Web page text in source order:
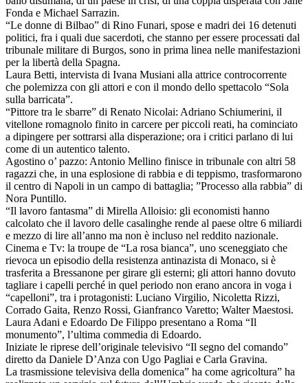
Fonda e Michael Sarrazin.
“Le donne di Bilbao” di Rino Funari, spose e madri dei 16 detenuti
politici, fra i quali due sacerdoti, che stanno per essere processati dal
tribunale militare di Burgos, sono in prima linea nelle manifestazioni
per la libertà della Spagna.
Laura Betti, intervista di Ivana Musiani alla attrice controcorrente
che polemizza con gli attori e con il mondo dello spettacolo “Sola
sulla barricata”.
“Pittore tra le sbarre” di Renato Nicolai: Adriano Schiumerini, il
vitellone romagnolo finito in carcere per piccoli reati, ha cominciato
a dipingere per sottrarsi alla disperazione; ora i critici parlano di lui
come di un autentico talento.
Agostino o’ pazzo: Antonio Mellino finisce in tribunale con altri 58
ragazzi che, in una esplosione di rabbia e di teppismo, trasformarono
il centro di Napoli in un campo di battaglia; ”Processo alla rabbia” di
Nora Puntillo.
“Il lavoro fantasma” di Mirella Alloisio: gli economisti hanno
calcolato che il lavoro delle casalinghe rende al paese oltre 6 miliardi
e mezzo di lire all’anno ma non è incluso nel reddito nazionale.
Cinema e Tv: la troupe de “La rosa bianca”, uno sceneggiato che
rievoca un episodio della resistenza antinazista di Monaco, si è
trasferita a Bressanone per girare gli esterni; gli attori hanno dovuto
tagliare i capelli perché in quel periodo non erano ancora in voga i
“capelloni”, tra i protagonisti: Luciano Virgilio, Nicoletta Rizzi,
Corrado Gaita, Renzo Rossi, Gianfranco Varetto; Walter Maestosi.
Laura Adani e Edoardo De Filippo presentano a Roma “Il
monumento”, l’ultima commedia di Edoardo.
Iniziate le riprese dell’originale televisivo “Il segno del comando”
diretto da Daniele D’Anza con Ugo Pagliai e Carla Gravina.
La trasmissione televisiva della domenica” ha come agricoltura” ha